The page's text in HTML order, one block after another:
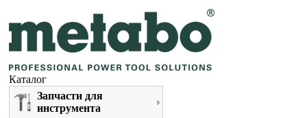
Каталог
Запчасти для
инструмента